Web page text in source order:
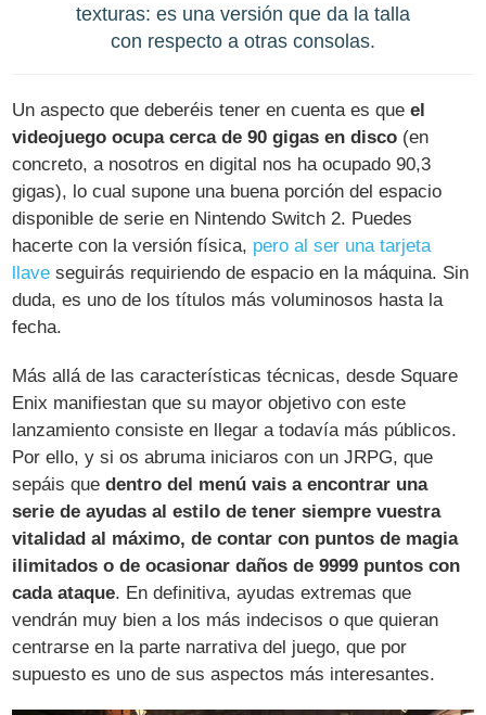
texturas: es una versión que da la talla
con respecto a otras consolas.
Un aspecto que deberéis tener en cuenta es queel
videojuego ocupa cerca de 90 gigas en disco (en
concreto, a nosotros en digital nos ha ocupado 90,3
gigas), lo cual supone una buena porción del espacio
disponible de serie en Nintendo Switch 2. Puedes
hacerte con la versión física, pero al ser una tarjeta
llave seguirás requiriendo de espacio en la máquina. Sin
duda, es uno de los títulos más voluminosos hasta la
fecha.
Más allá de las características técnicas, desde Square
Enix manifiestan que su mayor objetivo con este
lanzamiento consiste en llegar a todavía más públicos.
Por ello, y si os abruma iniciaros con un JRPG, que
sepáis quedentro del menú vais a encontrar una
serie de ayudas al estilo de tener siempre vuestra
vitalidad al máximo, de contar con puntos de magia
ilimitados o de ocasionar daños de 9999 puntos con
cada ataque. En definitiva, ayudas extremas que
vendrán muy bien a los más indecisos o que quieran
centrarse en la parte narrativa del juego, que por
supuesto es uno de sus aspectos más interesantes.